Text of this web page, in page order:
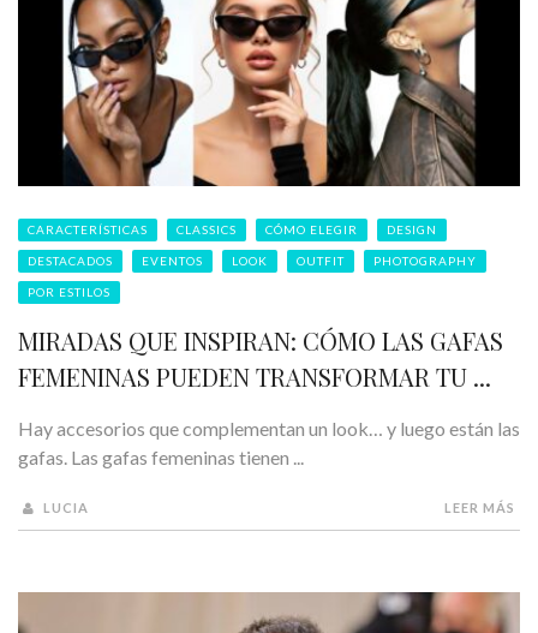
CARACTERÍSTICAS CLASSICS CÓMO ELEGIR DESIGN
DESTACADOS EVENTOS LOOK OUTFIT PHOTOGRAPHY
POR ESTILOS
MIRADAS QUE INSPIRAN: CÓMO LAS GAFAS
FEMENINAS PUEDEN TRANSFORMAR TU ...
Hay accesorios que complementan un look… y luego están las
gafas. Las gafas femeninas tienen ...
LUCIA LEER MÁS